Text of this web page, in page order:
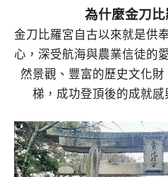
為什麼金刀比
金刀比羅宮自古以來就是供
心，深受航海與農業信徒的
然景觀、豐富的歷史文化
梯，成功登頂後的成就感